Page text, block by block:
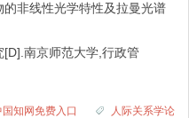
非线性光学特性及拉曼光谱
南京师范大学,行政管
国知网免费入口
人际关系学论